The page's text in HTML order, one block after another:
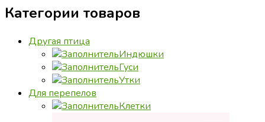
пятый
мы
стали
участниками
очень
интересного
мероприятия
«Кубанская
Категории товаров
Другая птица
Индюшки
Гуси
Утки
Для перепелов
Клетки